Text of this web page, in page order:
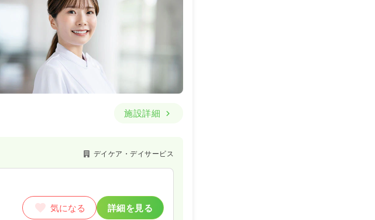
施設詳細
デイケア・デイサービス
気になる 詳細を見る